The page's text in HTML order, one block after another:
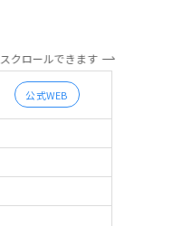
スクロールできます
公式WEB